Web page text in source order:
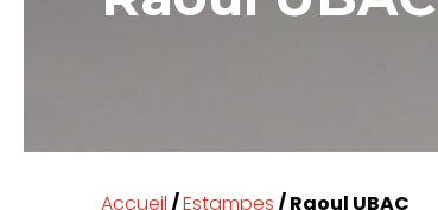
Accueil/Estampes/ Raoul UBAC